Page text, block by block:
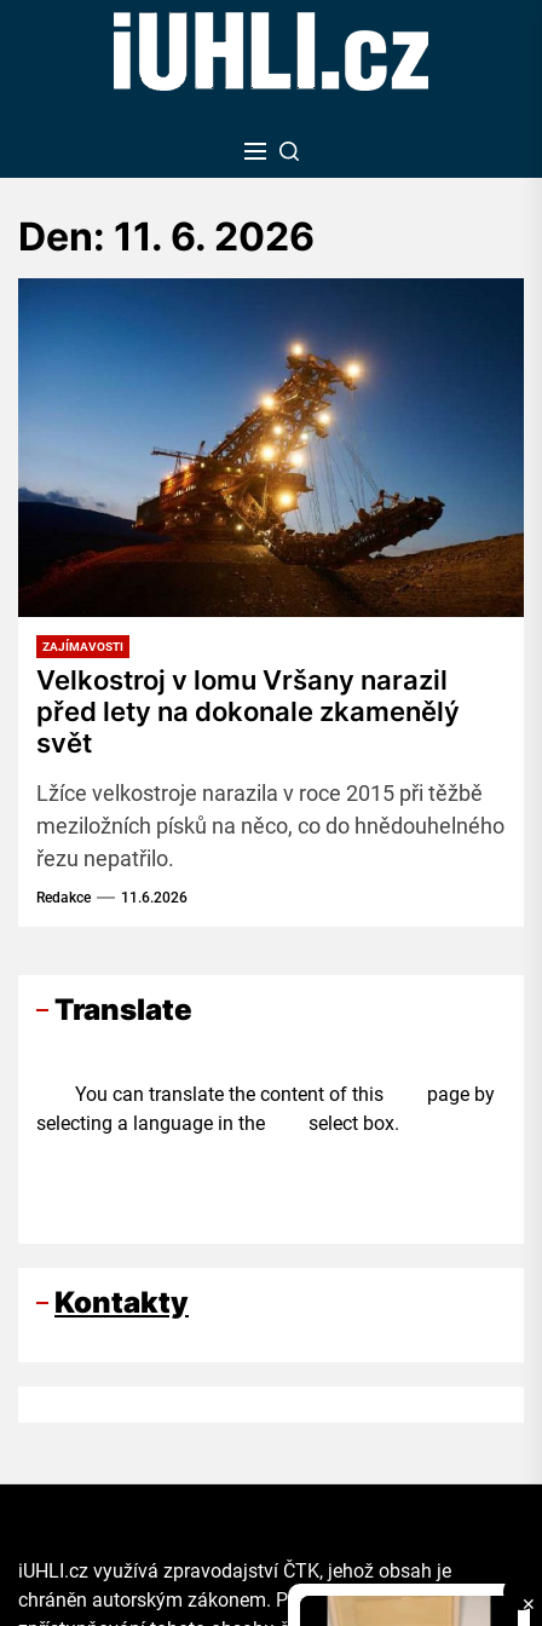
Den: 11. 6. 2026
ZAJÍMAVOSTI
Velkostroj v lomu Vršany narazil
před lety na dokonale zkamenělý
svět
Lžíce velkostroje narazila v roce 2015 při těžbě
meziložních písků na něco, co do hnědouhelného
řezu nepatřilo.
Redakce 11.6.2026
Translate
You can translate the content of this page by
selecting a language in the select box.
Kontakty
✕
iUHLI.cz využívá zpravodajství ČTK, jehož obsah je
chráněn autorským zákonem. Přepis, šíření či další